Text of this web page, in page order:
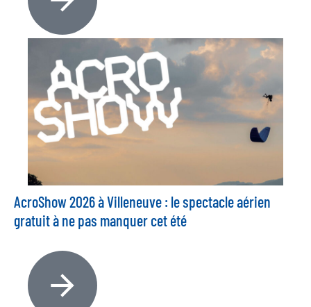
AcroShow 2026 à Villeneuve : le spectacle aérien
gratuit à ne pas manquer cet été